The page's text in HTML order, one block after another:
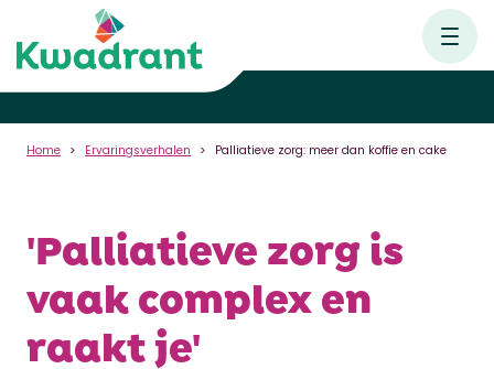
Home Ervaringsverhalen Palliatieve zorg: meer dan koffie en cake
'Palliatieve zorg is
vaak complex en
raakt je'